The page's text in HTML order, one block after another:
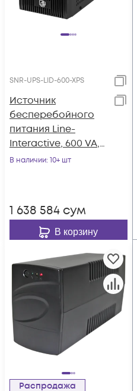
SNR-UPS-LID-600-XPS
Источник
бесперебойного
питания Line-
Interactive, 600 VA,
без встроенных АКБ
В наличии: 10+ шт
1 638 584 сум
В корзину
Распродажа